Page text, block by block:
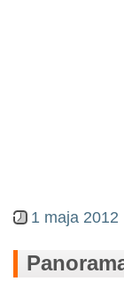
1 maja 2012